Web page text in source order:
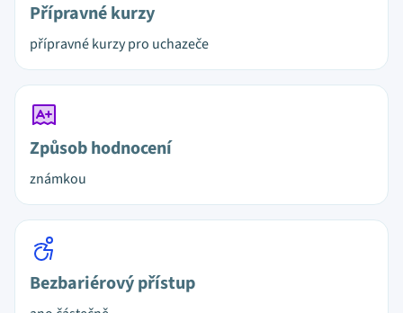
Přípravné kurzy
přípravné kurzy pro uchazeče
Způsob hodnocení
známkou
Bezbariérový přístup